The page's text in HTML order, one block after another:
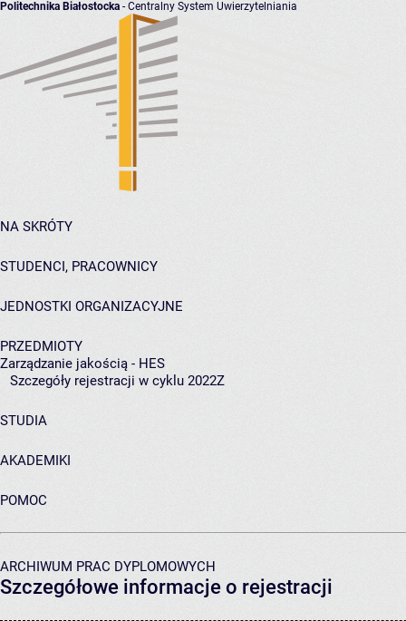
Politechnika Białostocka - Centralny System Uwierzytelniania
NA SKRÓTY
STUDENCI, PRACOWNICY
JEDNOSTKI ORGANIZACYJNE
PRZEDMIOTY
Zarządzanie jakością - HES
Szczegóły rejestracji w cyklu 2022Z
STUDIA
AKADEMIKI
POMOC
ARCHIWUM PRAC DYPLOMOWYCH
Szczegółowe informacje o rejestracji